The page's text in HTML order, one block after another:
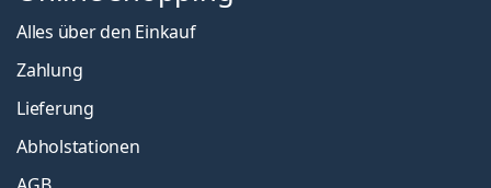
Alles über den Einkauf
Zahlung
Lieferung
Abholstationen